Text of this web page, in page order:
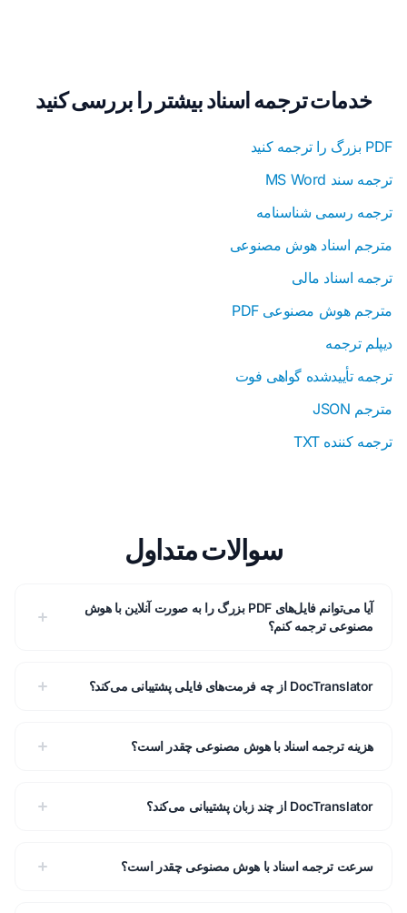
خدمات ترجمه اسناد بیشتر را بررسی کنید
PDF بزرگ را ترجمه کنید
ترجمه سند MS Word
ترجمه رسمی شناسنامه
مترجم اسناد هوش مصنوعی
ترجمه اسناد مالی
مترجم هوش مصنوعی PDF
دیپلم ترجمه
ترجمه تأییدشده گواهی فوت
مترجم JSON
ترجمه کننده TXT
سوالات متداول
آیا می‌توانم فایل‌های PDF بزرگ را به صورت آنلاین با هوش
مصنوعی ترجمه کنم؟
DocTranslator از چه فرمت‌های فایلی پشتیبانی می‌کند؟
هزینه ترجمه اسناد با هوش مصنوعی چقدر است؟
DocTranslator از چند زبان پشتیبانی می‌کند؟
سرعت ترجمه اسناد با هوش مصنوعی چقدر است؟